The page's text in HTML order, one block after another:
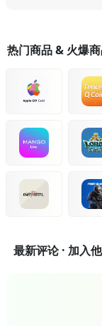
热门商品 & 火爆
最新评论 · 加入